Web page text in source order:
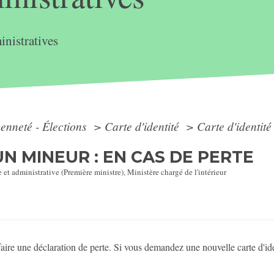
- Élections > Carte d'identité > Carte
MINEUR : EN CAS DE PERTE
administrative (Première ministre), Ministère chargé de l'intérieur
une déclaration de perte. Si vous demandez une nouvelle carte